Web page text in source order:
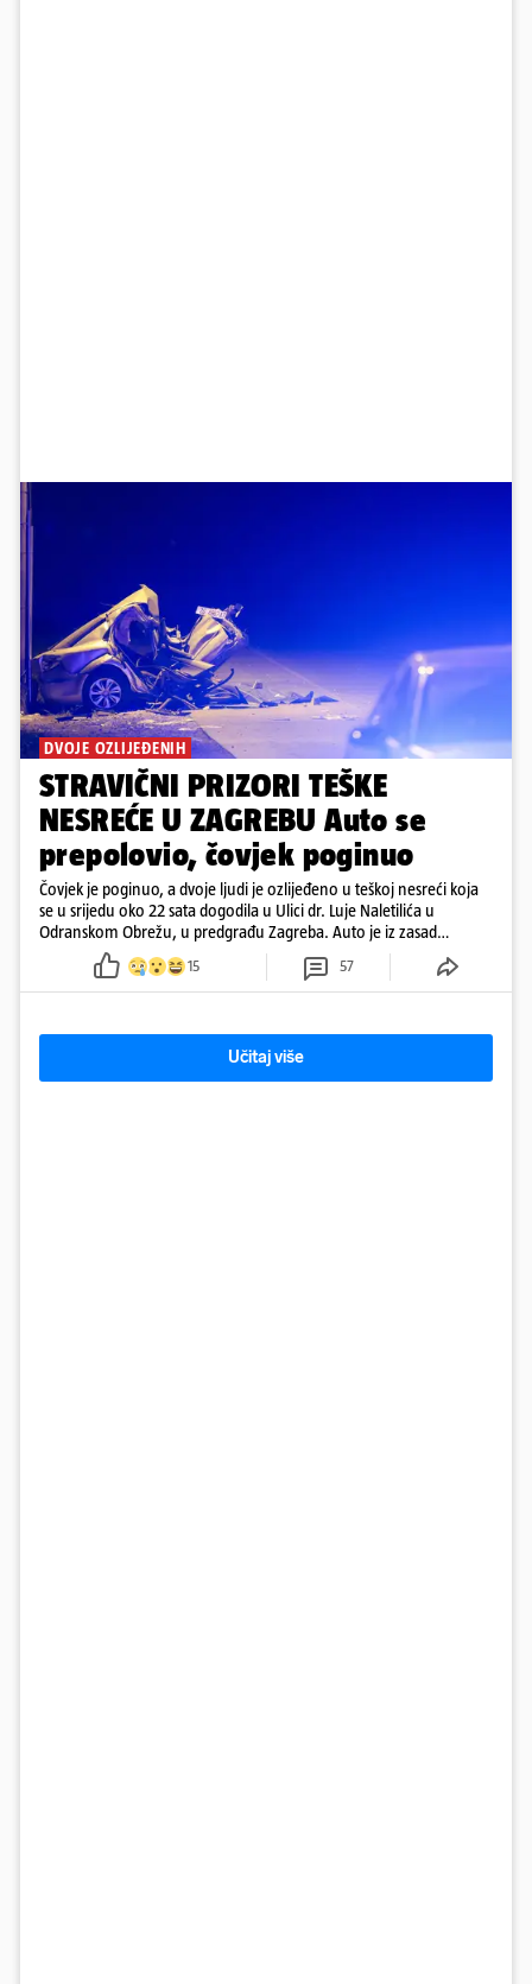
DVOJE OZLIJEĐENIH
STRAVIČNI PRIZORI TEŠKE
NESREĆE U ZAGREBU Auto se
prepolovio, čovjek poginuo
Čovjek je poginuo, a dvoje ljudi je ozlijeđeno u teškoj nesreći koja
se u srijedu oko 22 sata dogodila u Ulici dr. Luje Naletilića u
Odranskom Obrežu, u predgrađu Zagreba. Auto je iz zasad
neutvrđenih razloga sletio s kolnika, a od siline udara vozilo se
prepolovilo.
15 57
Učitaj više